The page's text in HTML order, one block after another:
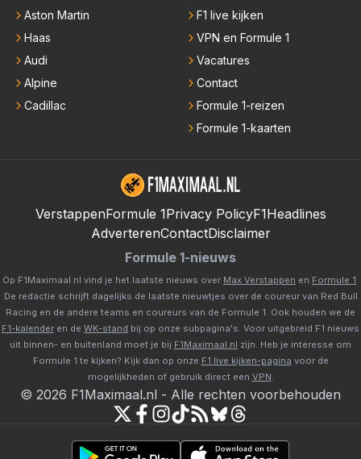
Aston Martin
Haas
Audi
Alpine
Cadillac
F1 live kijken
VPN en Formule 1
Vacatures
Contact
Formule 1-reizen
Formule 1-kaarten
VerstappenFormule 1Privacy PolicyF1Headlines
AdverterenContactDisclaimer
Formule 1-nieuws
Op F1Maximaal.nl vind je het laatste nieuws over Max Verstappen en Formule 1
De redactie schrijft dagelijks de laatste nieuwtjes over de coureur van Red Bull
Racing en de andere teams en coureurs van de Formule 1. Ook houden we de
F1-kalender en de WK-stand bij op onze subpagina's. Voor uitgebreid F1 nieuws
uit binnen- en buitenland moet je bij F1Maximaal.nl zijn. Heb je interesse om
Formule 1 te kijken? Kijk dan op onze F1 live kijken-pagina voor de
mogelijkheden of gebruik direct een VPN
© 2026 F1Maximaal.nl - Alle rechten voorbehouden